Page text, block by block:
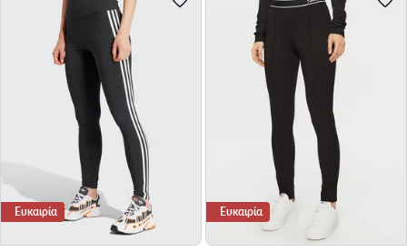
Ευκαιρία Ευκαιρία